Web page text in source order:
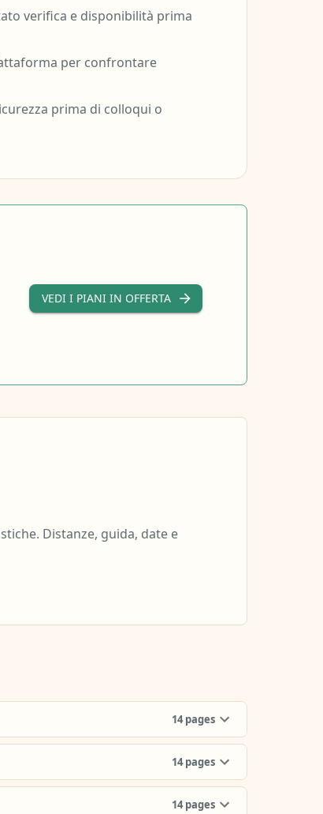
verifica e disponibilità prima
per confrontare
prima di colloqui o
VEDI I PIANI IN OFFERTA
Distanze, guida, date e
14pages
14pages
14pages